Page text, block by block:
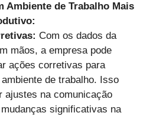
Ambiente de Trabalho Mais
Com os dados da
mãos, a empresa pode
ações corretivas para
de trabalho. Isso
ajustes na comunicação
significativas na